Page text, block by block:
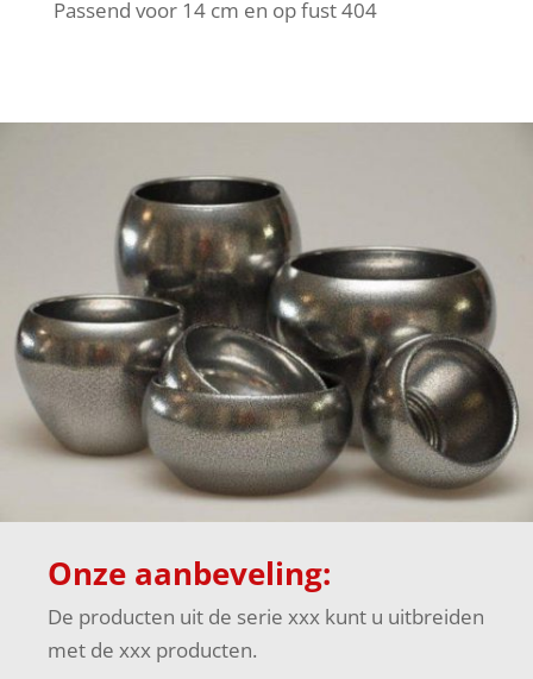
Passend voor 14 cm en op fust 404
Onze aanbeveling:
De producten uit de serie xxx kunt u uitbreiden
met de xxx producten.